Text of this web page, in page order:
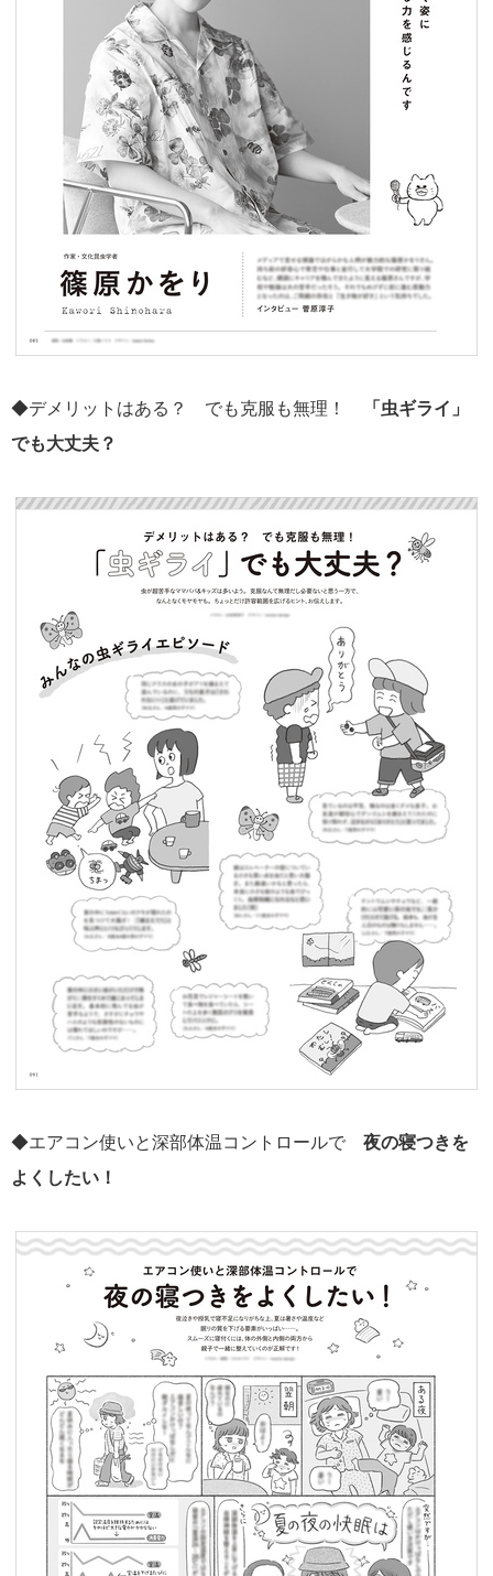
◆デメリットはある？ でも克服も無理！
「虫ギライ」
でも大丈夫？
◆エアコン使いと深部体温コントロールで 夜の寝つきを
よくしたい！